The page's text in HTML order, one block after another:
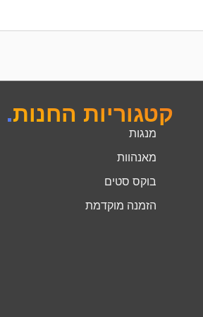
קטגוריות החנות.
מנגות
מאנהוות
בוקס סטים
הזמנה מוקדמת